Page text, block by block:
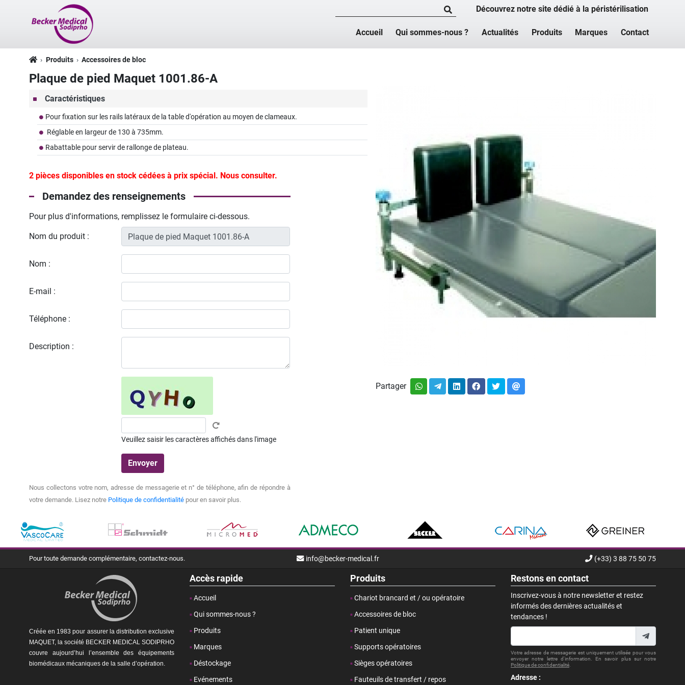
Découvrez notre site dédié à la péristérilisation
Accueil Qui sommes-nous ? Actualités Produits Marques Contact
Produits Accessoires de bloc
Plaque de pied Maquet 1001.86-A
Partager
Caractéristiques
Pour fixation sur les rails latéraux de la table d'opération au moyen de clameaux.
Réglable en largeur de 130 à 735mm.
Rabattable pour servir de rallonge de plateau.
2 pièces disponibles en stock cédées à prix spécial. Nous consulter.
Demandez des renseignements
Pour plus d'informations, remplissez le formulaire ci-dessous.
Nom du produit :
Nom :
E-mail :
Téléphone :
Description :
Veuillez saisir les caractères affichés dans l'image
Nous collectons votre nom, adresse de messagerie et n° de téléphone, afin de répondre à
votre demande. Lisez notre Politique de confidentialité pour en savoir plus.
Pour toute demande complémentaire, contactez-nous. info@becker-medical.fr (+33) 3 88 75 50 75
Créée en 1983 pour assurer la distribution exclusive
MAQUET, la société BECKER MEDICAL SODIPRHO
couvre aujourd’hui l’ensemble des équipements
biomédicaux mécaniques de la salle d’opération.
Accès rapide
Accueil
Qui sommes-nous ?
Produits
Marques
Déstockage
Evénements
Produits
Chariot brancard et / ou opératoire
Accessoires de bloc
Patient unique
Supports opératoires
Sièges opératoires
Fauteuils de transfert / repos
Restons en contact
Inscrivez-vous à notre newsletter et restez
informés des dernières actualités et
tendances !
Votre adresse de messagerie est uniquement utilisée pour vous
envoyer notre lettre d'information. En savoir plus sur notre
Politique de confidentialité
Adresse :